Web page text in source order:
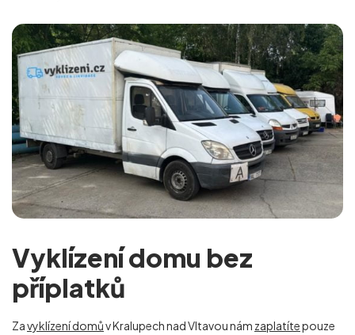
Vyklízení domu bez
příplatků
Zavyklízení domův Kralupech nad Vltavou nám zaplatítepouze